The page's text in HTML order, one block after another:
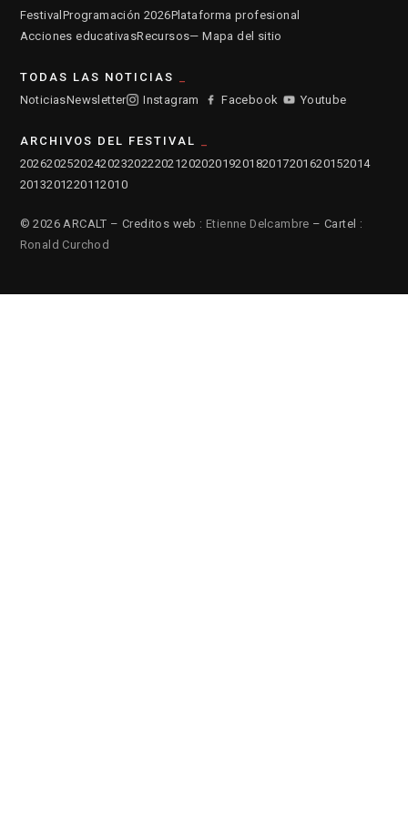
Festival Programación 2026Plataforma profesional
Acciones educativasRecursos— Mapa del sitio
TODAS LAS NOTICIAS
NoticiasNewsletter Instagram Facebook Youtube
ARCHIVOS DEL FESTIVAL
2026202520242023202220212020201920182017201620152014
2013201220112010
© 2026 ARCALT – Creditos web : Etienne Delcambre – Cartel :
Ronald Curchod